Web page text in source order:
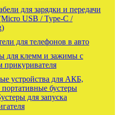
для зарядки и передачи
USB / Type-C /
для телефонов в авто
для клемм и зажимы с
прикуривателя
устройства для АКБ,
портативные бустеры
для запуска